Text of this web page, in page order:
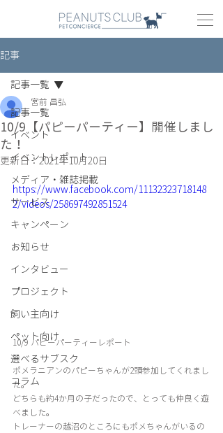
記事
記事一覧
イベント
イベントレポート
メディア・雑誌掲載
サービス
キャンペーン
お知らせ
インタビュー
プロジェクト
飼い主向け
ペット向け
選べるサブスク
コラム
記事一覧
10/9【パピーパーティー】開催しまし
た！
宮前 昌弘
更新日：2021年10月20日
https://www.facebook.com/11132323718148
2/videos/258697492851524
10/9 パピーパーティーレポート
ポメラニアンのパピーちゃんが2頭参加してくれまし
た。
どちらも約4か月の子だったので、とっても仲良く遊
べました。
トレーナーの越沼のところにもポメちゃんがいるの